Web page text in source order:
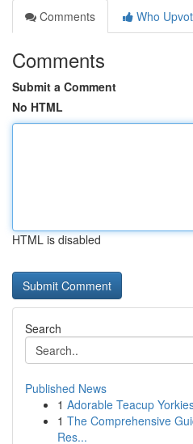
Comments
Who
Comments
Submit a Comment
No HTML
HTML is disabled
Search
Published News
1 Adorable Teacup
1 The Comprehensive
Res...